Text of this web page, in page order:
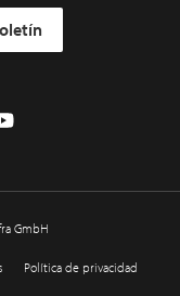
GmbH
Política de privacidad